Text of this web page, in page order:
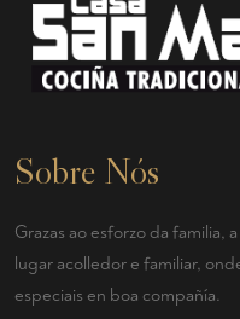
Sobre Nós
Grazas ao esforzo da familia,
lugar acolledor e familiar,
especiais en boa compañía.